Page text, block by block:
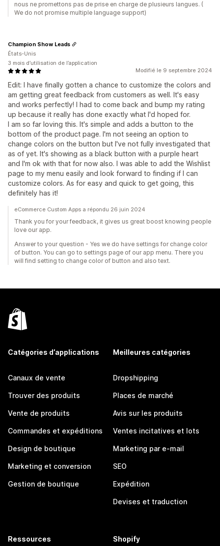
nous ne promettons pas de prise en charge de plusieurs langues. (
We do not promise multiple language support)
Modifié le 9 septembre 2024
Edit: I have finally gotten a chance to customize the colors and
am getting great feedback from customers as well. It's easy
and works perfectly! I had to come back and bump my rating
up because it really has done exactly what I'd hoped for.
I am so far loving this. It's simple and adds a button to the
bottom of the product page. I'm not seeing an option to
change colors on the button but I've not fully investigated that
as of yet. It's showing as a black button with a purple heart
and I'm ok with that for now also. I was able to add the Wishlist
page to my menu easily and look forward to finding if I can
customize colors. As for easy and quick to get going, this
definitely has it!
Champion Show Leads
États-Unis
3 mois d’utilisation de l’application
eCommerce Custom Apps a répondu 26 juin 2024
Thank you for your feedback, it gives us great boost knowing people
love our app.
Answer to your question - Yes we do have settings for change color
of button. You can go to settings page of our app menu. There you
will find setting to change color of button and also text.
Catégories d’applications
Canaux de vente
Trouver des produits
Vente de produits
Commandes et expéditions
Design de boutique
Marketing et conversion
Gestion de boutique
Meilleures catégories
Dropshipping
Places de marché
Avis sur les produits
Ventes incitatives et lots
Marketing par e-mail
SEO
Expédition
Devises et traduction
Ressources Shopify